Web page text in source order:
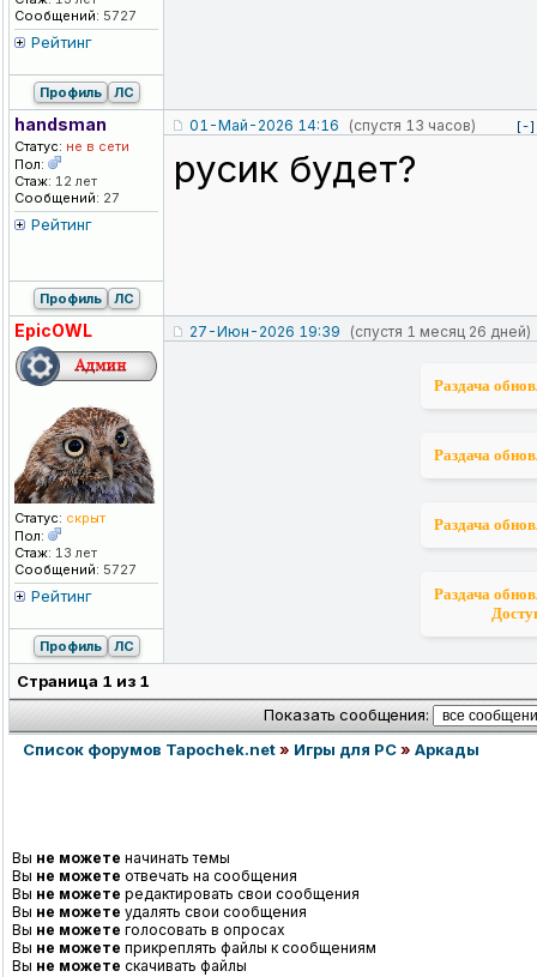
Сообщений: 5727
Рейтинг
Профиль ЛС
handsman
Статус: не в сети
Пол:
Стаж: 12 лет
Сообщений: 27
Рейтинг
01-Май-2026 14:16 (спустя 13 часов) [-]
русик будет?
Профиль ЛС
EpicOWL
Статус: скрыт
Пол:
Стаж: 13 лет
Сообщений: 5727
Рейтинг
27-Июн-2026 19:39 (спустя 1 месяц 26 дней)
Раздача
Раздача
Раздача
Раздача
Профиль ЛС
Страница 1 из 1
Показать сообщения:
Список форумов Tapochek.net» Игры для PC» Аркады
Вы не можете начинать темы
Вы не можете отвечать на сообщения
Вы не можете редактировать свои сообщения
Вы не можете удалять свои сообщения
Вы не можете голосовать в опросах
Вы не можете прикреплять файлы к сообщениям
Вы не можете скачивать файлы